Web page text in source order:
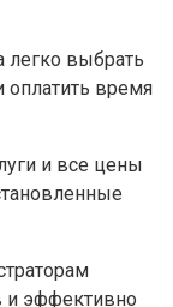
легко выбрать
оплатить время
и все цены
и эффективно